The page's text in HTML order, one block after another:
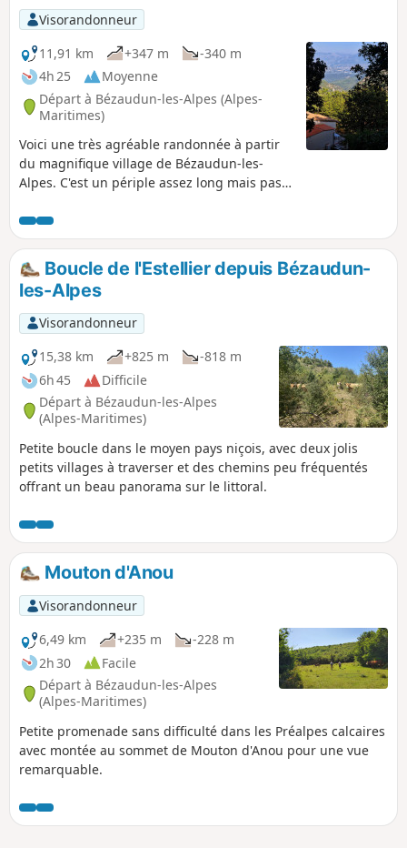
Visorandonneur
11,91 km
+347 m
-340 m
4h 25
Moyenne
Départ à Bézaudun-les-Alpes (Alpes-
Maritimes)
Voici une très agréable randonnée à partir
du magnifique village de Bézaudun-les-
Alpes. C'est un périple assez long mais pas
splendides vues. Il y a de nombreux
changements de direction mais l'itinéraire
est assez facile à suivre. En résumé, de quoi
passer une formidable journée avec un
pique-nique de rêve au sommet. GPS ou
application Visorando, utile à certains
endroits.
Boucle de l'Estellier depuis Bézaudun-
les-Alpes
Visorandonneur
15,38 km
+825 m
-818 m
6h 45
Difficile
Départ à Bézaudun-les-Alpes
(Alpes-Maritimes)
Petite boucle dans le moyen pays niçois, avec deux jolis
petits villages à traverser et des chemins peu fréquentés
offrant un beau panorama sur le littoral.
Mouton d'Anou
Visorandonneur
6,49 km
+235 m
-228 m
2h 30
Facile
Départ à Bézaudun-les-Alpes
(Alpes-Maritimes)
Petite promenade sans difficulté dans les Préalpes calcaires
avec montée au sommet de Mouton d'Anou pour une vue
remarquable.